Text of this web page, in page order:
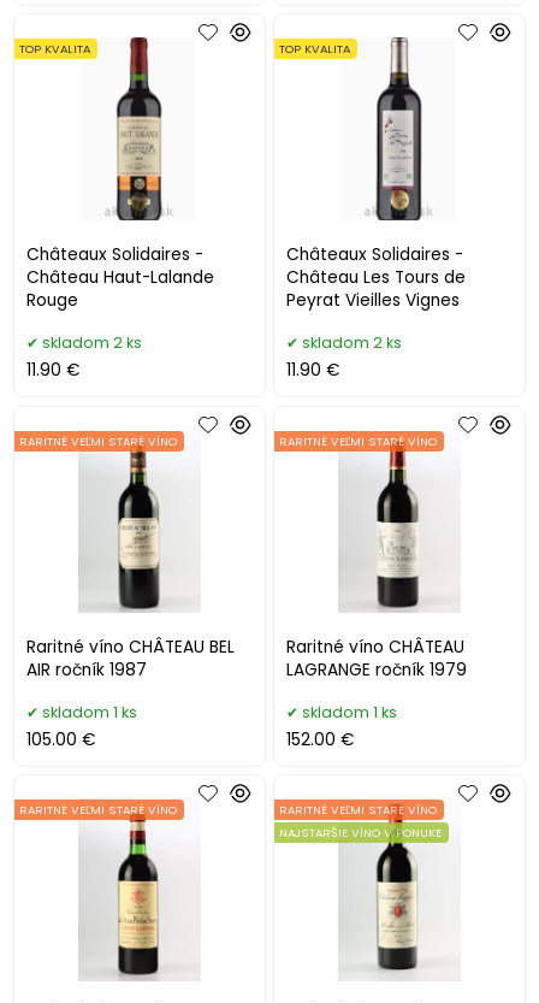
Châteaux Solidaires -
Château Haut-Lalande
Rouge
TOP KVALITA
skladom 2 ks
11.90 €
Châteaux Solidaires -
Château Les Tours de
Peyrat Vieilles Vignes
TOP KVALITA
skladom 2 ks
11.90 €
Raritné víno CHÂTEAU BEL
AIR ročník 1987
RARITNÉ VEĽMI STARÉ VÍNO
skladom 1 ks
105.00 €
Raritné víno CHÂTEAU
LAGRANGE ročník 1979
RARITNÉ VEĽMI STARÉ VÍNO
skladom 1 ks
152.00 €
RARITNÉ VEĽMI STARÉ VÍNO
RARITNÉ VEĽMI STARÉ VÍNO
NAJSTARŠIE VÍNO V PONUKE